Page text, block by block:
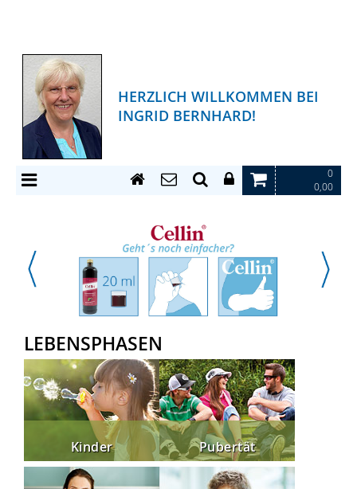
HERZLICH WILLKOMMEN BEI
INGRID BERNHARD!
0
0,00
LEBENSPHASEN
Kinder Pubertät